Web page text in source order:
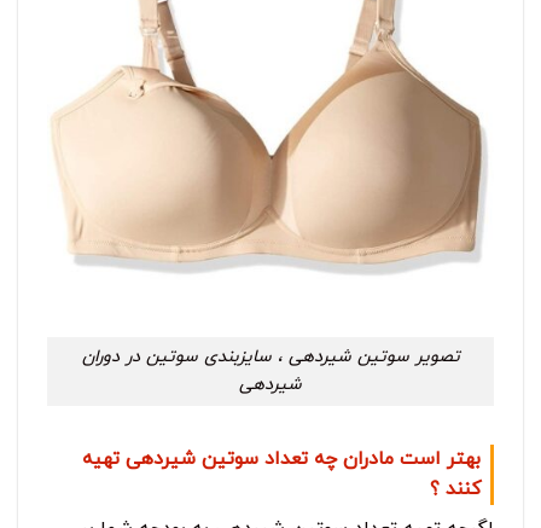
تصویر سوتین شیردهی ، سایزبندی سوتین در دوران
شیردهی
بهتر است مادران چه تعداد سوتین شیردهی تهیه
کنند ؟